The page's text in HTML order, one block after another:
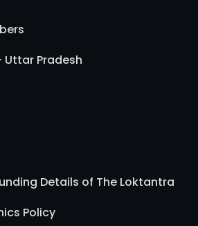
Uttar Pradesh
Details of The Loktantra
Policy